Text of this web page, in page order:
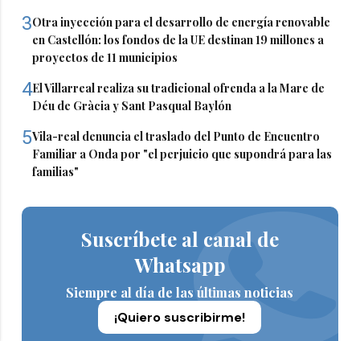
3Otra inyección para el desarrollo de energía renovable
en Castellón: los fondos de la UE destinan 19 millones a
proyectos de 11 municipios
4El Villarreal realiza su tradicional ofrenda a la Mare de
Déu de Gràcia y Sant Pasqual Baylón
5Vila-real denuncia el traslado del Punto de Encuentro
Familiar a Onda por "el perjuicio que supondrá para las
familias"
Suscríbete al canal de
Whatsapp
Siempre al día de las últimas noticias
¡Quiero suscribirme!